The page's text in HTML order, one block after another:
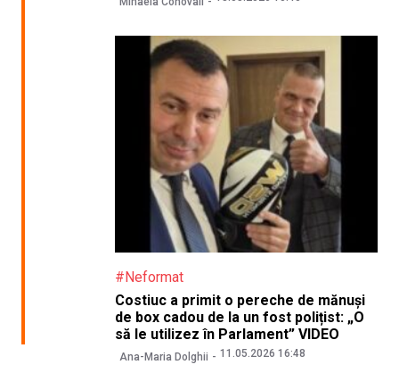
#Neformat
Costiuc a primit o pereche de mănuși
de box cadou de la un fost polițist: „O
să le utilizez în Parlament” VIDEO
Ana-Maria Dolghii 11.05.2026 16:48